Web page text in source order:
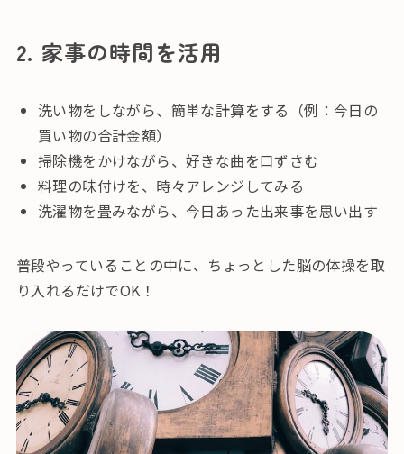
2. 家事の時間を活用
洗い物をしながら、簡単な計算をする（例：今日の
買い物の合計金額）
掃除機をかけながら、好きな曲を口ずさむ
料理の味付けを、時々アレンジしてみる
洗濯物を畳みながら、今日あった出来事を思い出す
普段やっていることの中に、ちょっとした脳の体操を取
り入れるだけでOK！